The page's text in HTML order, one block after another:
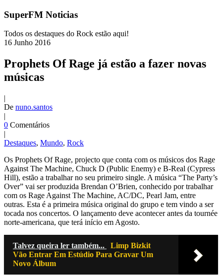
SuperFM Noticias
Todos os destaques do Rock estão aqui!
16 Junho 2016
Prophets Of Rage já estão a fazer novas
músicas
|
De nuno.santos
|
0 Comentários
|
Destaques, Mundo, Rock
Os Prophets Of Rage, projecto que conta com os músicos dos Rage
Against The Machine, Chuck D (Public Enemy) e B-Real (Cypress
Hill), estão a trabalhar no seu primeiro single. A música “The Party’s
Over” vai ser produzida Brendan O’Brien, conhecido por trabalhar
com os Rage Against The Machine, AC/DC, Pearl Jam, entre
outras. Esta é a primeira música original do grupo e tem vindo a ser
tocada nos concertos. O lançamento deve acontecer antes da tournée
norte-americana, que terá início em Agosto.
Talvez queira ler também...
Limp Bizkit
Vão Entrar Em Estúdio Para Gravar Um
Novo Álbum